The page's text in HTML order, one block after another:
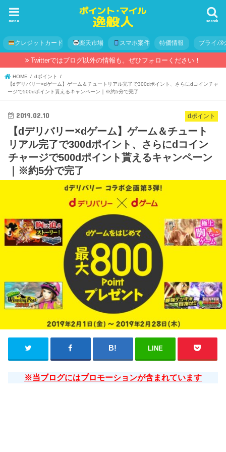
search
menu
クレジットカード 楽天市場 スマホ案件 特価情報 プライバ
Twitterではブログ以外の情報も。ぜひフォローください！
HOME
dポイント
【dデリバリー×dゲーム】ゲーム＆チュートリアル完了で300dポイント、さらにdコインチャ
ージで500dポイント貰えるキャンペーン｜※約5分で完了
dポイント
2019.02.10
【dデリバリー×dゲーム】ゲーム＆チュート
リアル完了で300dポイント、さらにdコイン
チャージで500dポイント貰えるキャンペーン
｜※約5分で完了
LINE
※当ブログにはプロモーションが含まれています